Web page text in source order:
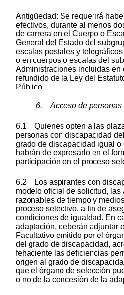
Antigüedad: Se requerirá
efectivos, durante al menos
de carrera en el Cuerpo o
General del Estado del
escalas postales y
o en cuerpos o escalas del
Administraciones incluidas en
refundido de la Ley del
Público.
6. Acceso de personas
6.1 Quienes opten a las
personas con discapacidad
grado de discapacidad igual o
habrán de expresarlo en el
participación en el proceso
6.2 Los aspirantes con
modelo oficial de solicitud, las
razonables de tiempo y
proceso selectivo, a fin de
condiciones de igualdad. En
adaptación, deberán adjuntar
Facultativo emitido por el
del grado de discapacidad,
fehaciente las deficiencias
origen al grado de
que el órgano de selección
o no de la concesión de la